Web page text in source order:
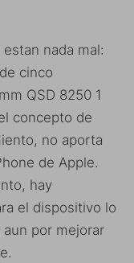
nada mal:
cinco
QSD 8250 1
concepto de
no aporta
de Apple.
hay
el dispositivo lo
por mejorar